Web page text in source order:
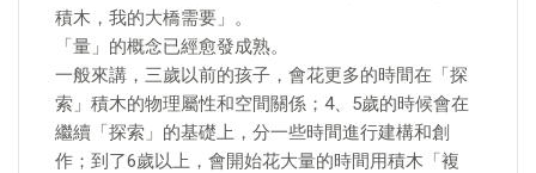
積木，我的大橋需要」。
「量」的概念已經愈發成熟。
一般來講，三歲以前的孩子，會花更多的時間在「探
索」積木的物理屬性和空間關係；4、5歲的時候會在
繼續「探索」的基礎上，分一些時間進行建構和創
作；到了6歲以上，會開始花大量的時間用積木「複